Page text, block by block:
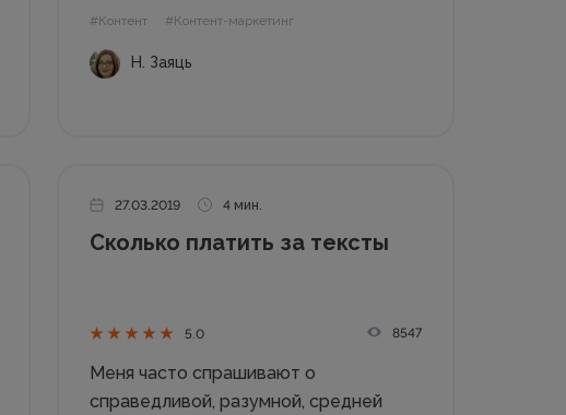
ничего, нужный контент подготовите
#Контент #Контент-маркетинг
Н. Заяць
27.03.2019 4 мин.
Сколько платить за тексты
5.0 8547
Меня часто спрашивают о
справедливой, разумной, средней